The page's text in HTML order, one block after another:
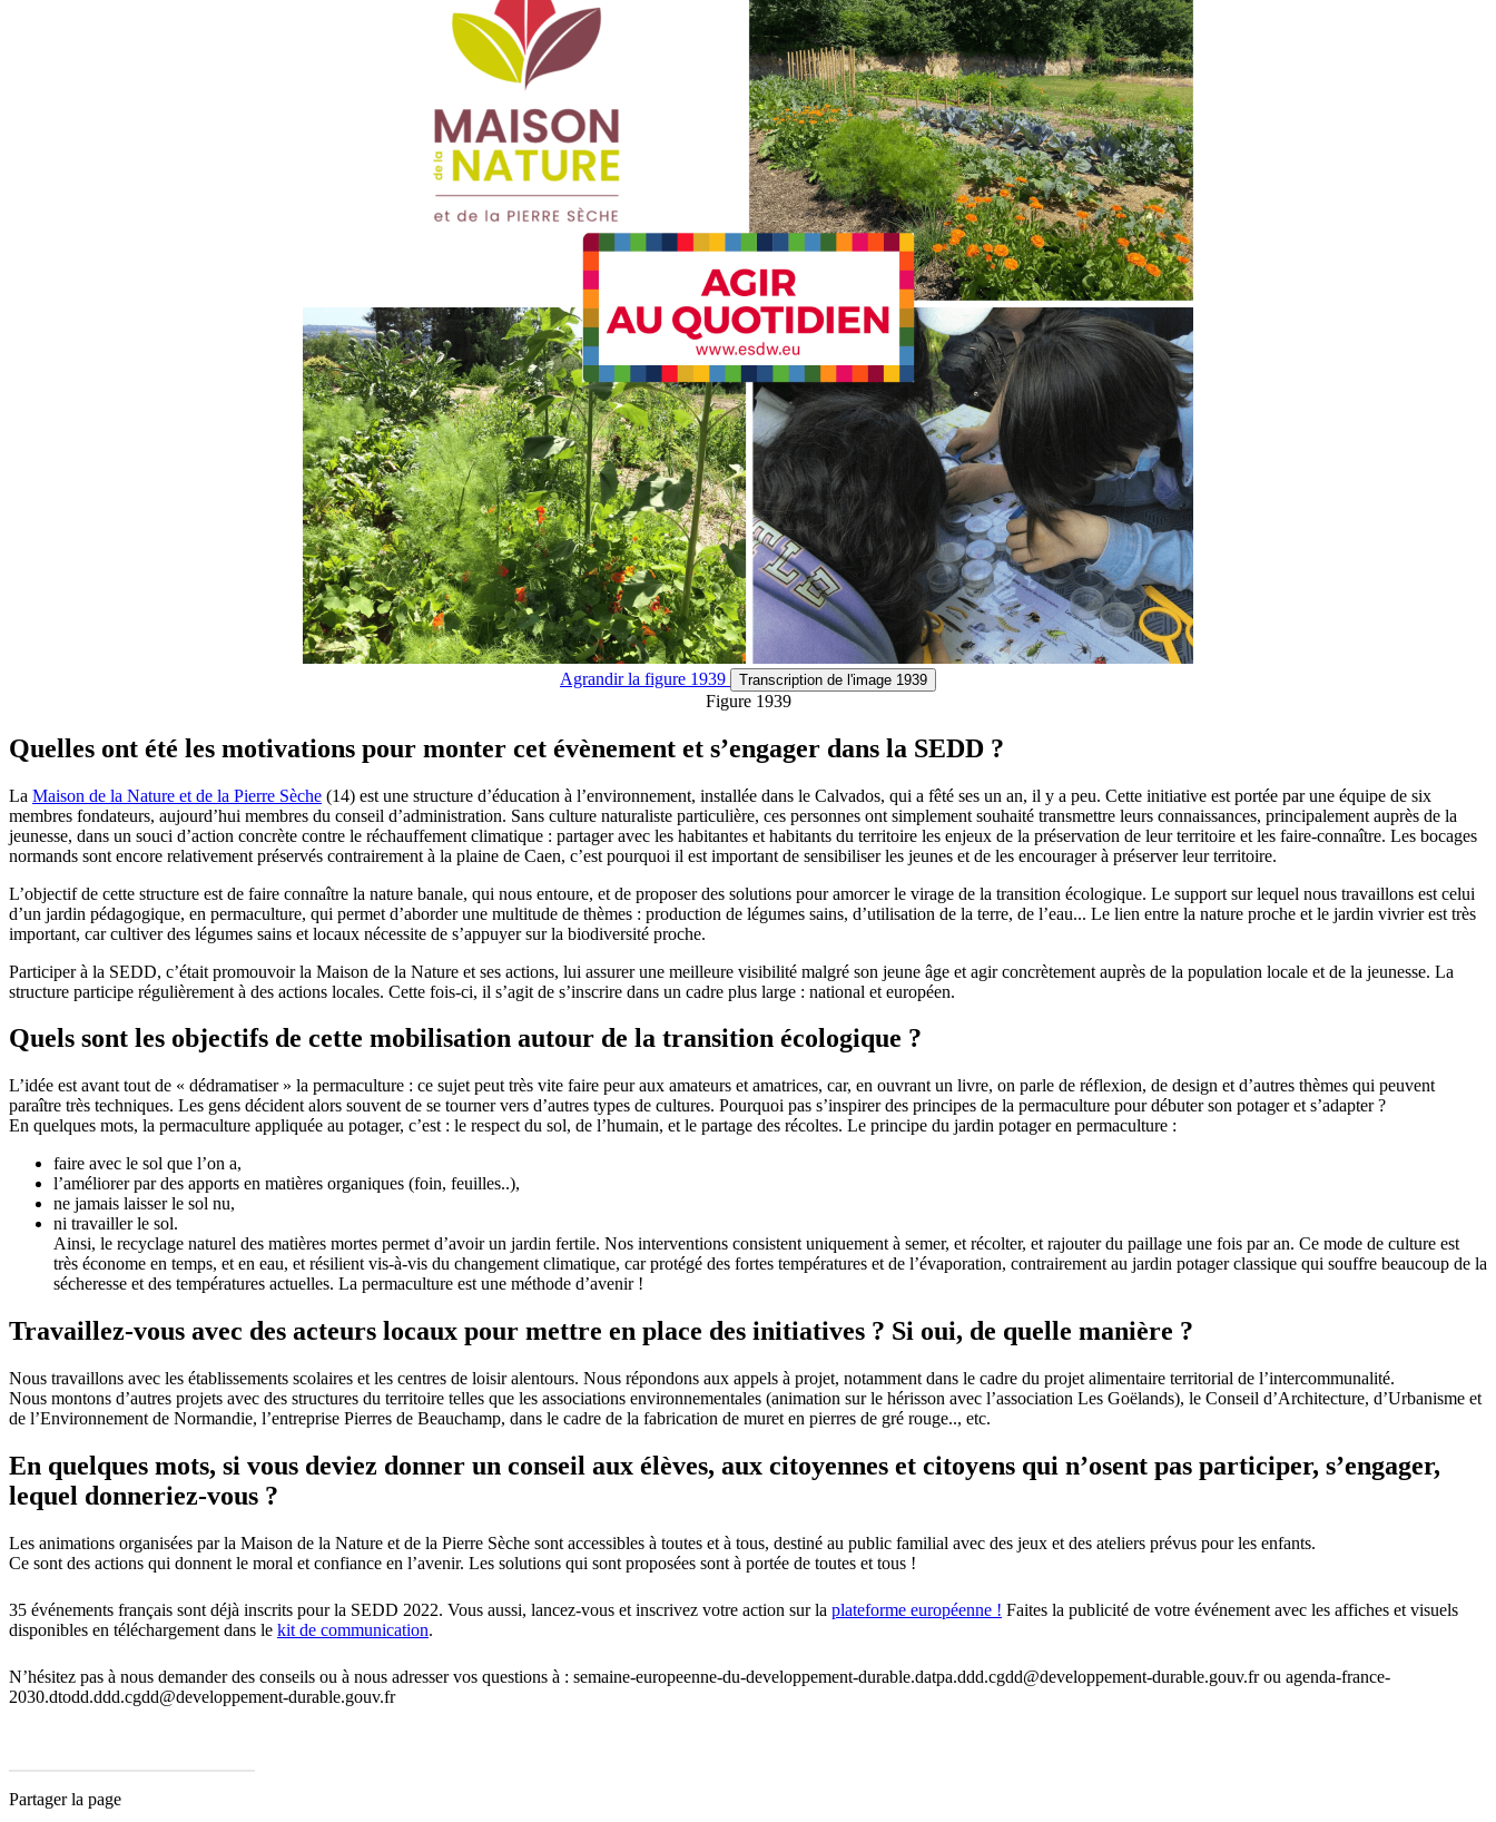
Agrandirla figure 1939 Transcription de l'image 1939
Figure 1939
Quelles ont été les motivations pour monter cet évènement et s’engager dans la SEDD ?
La Maison de la Nature et de la Pierre Sèche (14) est une structure d’éducation à l’environnement, installée dans le Calvados, qui a fêté ses un an, il y a peu. Cette initiative est portée par une équipe de six
membres fondateurs, aujourd’hui membres du conseil d’administration. Sans culture naturaliste particulière, ces personnes ont simplement souhaité transmettre leurs connaissances, principalement auprès de la
jeunesse, dans un souci d’action concrète contre le réchauffement climatique : partager avec les habitantes et habitants du territoire les enjeux de la préservation de leur territoire et les faire-connaître. Les bocages
normands sont encore relativement préservés contrairement à la plaine de Caen, c’est pourquoi il est important de sensibiliser les jeunes et de les encourager à préserver leur territoire.
L’objectif de cette structure est de faire connaître la nature banale, qui nous entoure, et de proposer des solutions pour amorcer le virage de la transition écologique. Le support sur lequel nous travaillons est celui
d’un jardin pédagogique, en permaculture, qui permet d’aborder une multitude de thèmes : production de légumes sains, d’utilisation de la terre, de l’eau... Le lien entre la nature proche et le jardin vivrier est très
important, car cultiver des légumes sains et locaux nécessite de s’appuyer sur la biodiversité proche.
Participer à la SEDD, c’était promouvoir la Maison de la Nature et ses actions, lui assurer une meilleure visibilité malgré son jeune âge et agir concrètement auprès de la population locale et de la jeunesse. La
structure participe régulièrement à des actions locales. Cette fois-ci, il s’agit de s’inscrire dans un cadre plus large : national et européen.
Quels sont les objectifs de cette mobilisation autour de la transition écologique ?
L’idée est avant tout de « dédramatiser » la permaculture : ce sujet peut très vite faire peur aux amateurs et amatrices, car, en ouvrant un livre, on parle de réflexion, de design et d’autres thèmes qui peuvent
paraître très techniques. Les gens décident alors souvent de se tourner vers d’autres types de cultures. Pourquoi pas s’inspirer des principes de la permaculture pour débuter son potager et s’adapter ?
En quelques mots, la permaculture appliquée au potager, c’est : le respect du sol, de l’humain, et le partage des récoltes. Le principe du jardin potager en permaculture :
faire avec le sol que l’on a,
l’améliorer par des apports en matières organiques (foin, feuilles..),
ne jamais laisser le sol nu,
ni travailler le sol.
Ainsi, le recyclage naturel des matières mortes permet d’avoir un jardin fertile. Nos interventions consistent uniquement à semer, et récolter, et rajouter du paillage une fois par an. Ce mode de culture est
très économe en temps, et en eau, et résilient vis-à-vis du changement climatique, car protégé des fortes températures et de l’évaporation, contrairement au jardin potager classique qui souffre beaucoup de la
sécheresse et des températures actuelles. La permaculture est une méthode d’avenir !
Travaillez-vous avec des acteurs locaux pour mettre en place des initiatives ? Si oui, de quelle manière ?
Nous travaillons avec les établissements scolaires et les centres de loisir alentours. Nous répondons aux appels à projet, notamment dans le cadre du projet alimentaire territorial de l’intercommunalité.
Nous montons d’autres projets avec des structures du territoire telles que les associations environnementales (animation sur le hérisson avec l’association Les Goëlands), le Conseil d’Architecture, d’Urbanisme et
de l’Environnement de Normandie, l’entreprise Pierres de Beauchamp, dans le cadre de la fabrication de muret en pierres de gré rouge.., etc.
En quelques mots, si vous deviez donner un conseil aux élèves, aux citoyennes et citoyens qui n’osent pas participer, s’engager,
lequel donneriez-vous ?
Les animations organisées par la Maison de la Nature et de la Pierre Sèche sont accessibles à toutes et à tous, destiné au public familial avec des jeux et des ateliers prévus pour les enfants.
Ce sont des actions qui donnent le moral et confiance en l’avenir. Les solutions qui sont proposées sont à portée de toutes et tous !
35 événements français sont déjà inscrits pour la SEDD 2022. Vous aussi, lancez-vous et inscrivez votre action sur la plateforme européenne ! Faites la publicité de votre événement avec les affiches et visuels
disponibles en téléchargement dans le kit de communication.
N’hésitez pas à nous demander des conseils ou à nous adresser vos questions à : semaine-europeenne-du-developpement-durable.datpa.ddd.cgdd@developpement-durable.gouv.fr ou agenda-france-
2030.dtodd.ddd.cgdd@developpement-durable.gouv.fr
Partager la page